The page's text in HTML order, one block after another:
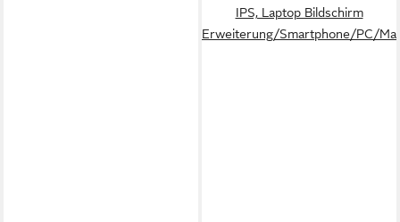
IPS, Laptop Bildschirm
Erweiterung/Smartphone/PC/